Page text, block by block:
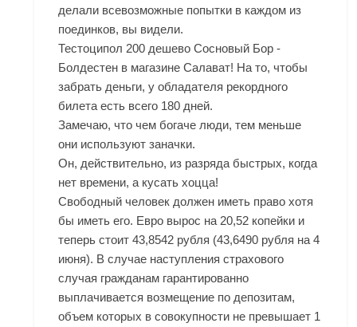
делали всевозможные попытки в каждом из
поединков, вы видели.
Тестоципол 200 дешево Сосновый Бор -
Болдестен в магазине Салават! На то, чтобы
забрать деньги, у обладателя рекордного
билета есть всего 180 дней.
Замечаю, что чем богаче люди, тем меньше
они используют заначки.
Он, действительно, из разряда быстрых, когда
нет времени, а кусать хоцца!
Свободный человек должен иметь право хотя
бы иметь его. Евро вырос на 20,52 копейки и
теперь стоит 43,8542 рубля (43,6490 рубля на 4
июня). В случае наступления страхового
случая гражданам гарантированно
выплачивается возмещение по депозитам,
объем которых в совокупности не превышает 1